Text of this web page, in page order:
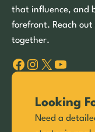
that influence, and
forefront. Reach out
together.
Facebook Instagram X YouTube
Looking
Need a